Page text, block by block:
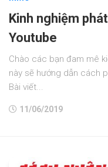
Kinh nghiệm
Youtube
Chào các bạn đam mê
này sẽ hướng dẫn cách
Bài viết...
11/06/2019